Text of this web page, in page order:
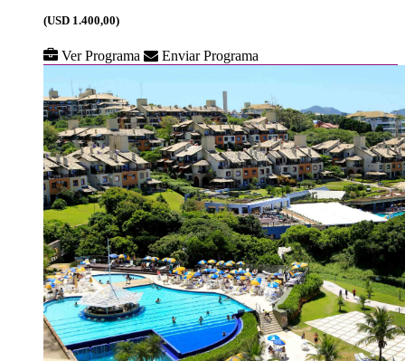
(USD 1.400,00)
Ver Programa Enviar Programa